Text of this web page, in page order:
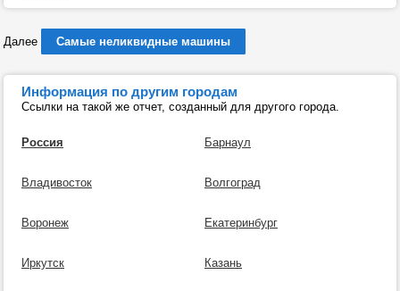
Далее Самые неликвидные машины
Информация по другим городам
Ссылки на такой же отчет, созданный для другого города.
Россия Барнаул
Владивосток Волгоград
Воронеж Екатеринбург
Иркутск Казань